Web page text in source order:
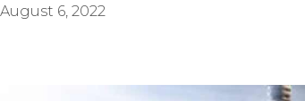
August 6, 2022